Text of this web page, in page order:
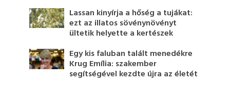
Lassan kinyírja a hőség a tujákat:
ezt az illatos sövénynövényt
ültetik helyette a kertészek
Egy kis faluban talált menedékre
Krug Emília: szakember
segítségével kezdte újra az életét